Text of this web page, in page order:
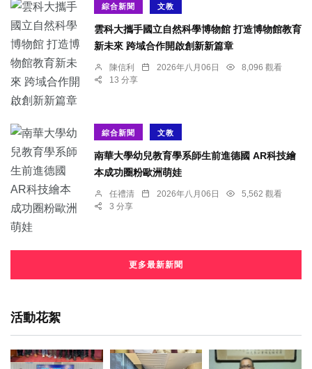
綜合新聞 文教
雲科大攜手國立自然科學博物館 打造博物館教育
新未來 跨域合作開啟創新新篇章
陳信利 2026年八月06日
8,096 觀看
13 分享
綜合新聞 文教
南華大學幼兒教育學系師生前進德國 AR科技繪
本成功圈粉歐洲萌娃
任禮清 2026年八月06日
5,562 觀看
3 分享
更多最新新聞
活動花絮